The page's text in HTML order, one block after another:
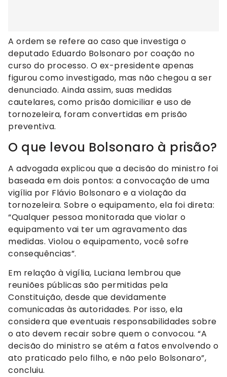
A ordem se refere ao caso que investiga o
deputado Eduardo Bolsonaro por coação no
curso do processo. O ex-presidente apenas
figurou como investigado, mas não chegou a ser
denunciado. Ainda assim, suas medidas
cautelares, como prisão domiciliar e uso de
tornozeleira, foram convertidas em prisão
preventiva.
O que levou Bolsonaro à prisão?
A advogada explicou que a decisão do ministro foi
baseada em dois pontos: a convocação de uma
vigília por Flávio Bolsonaro e a violação da
tornozeleira. Sobre o equipamento, ela foi direta:
“Qualquer pessoa monitorada que violar o
equipamento vai ter um agravamento das
medidas. Violou o equipamento, você sofre
consequências”.
Em relação à vigília, Luciana lembrou que
reuniões públicas são permitidas pela
Constituição, desde que devidamente
comunicadas às autoridades. Por isso, ela
considera que eventuais responsabilidades sobre
o ato devem recair sobre quem o convocou. “A
decisão do ministro se atém a fatos envolvendo o
ato praticado pelo filho, e não pelo Bolsonaro”,
concluiu.